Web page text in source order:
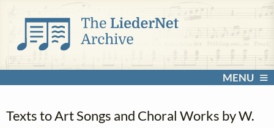
MENU
Texts to Art Songs and Choral Works by W.